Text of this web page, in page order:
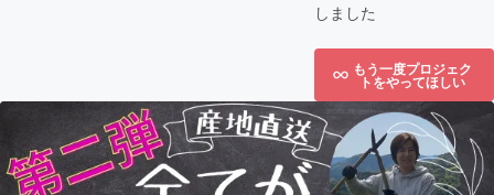
しました
もう一度プロジェク
トをやってほしい